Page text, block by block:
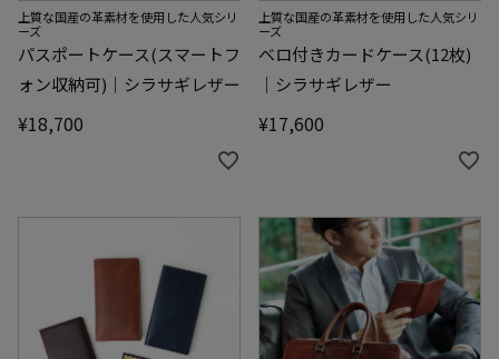
上質な国産の革素材を使用した人気シリ
ーズ
パスポートケース(スマートフ
ォン収納可)｜シラサギレザー
¥18,700
上質な国産の革素材を使用した人気シリ
ーズ
ベロ付きカードケース(12枚)
｜シラサギレザー
¥17,600